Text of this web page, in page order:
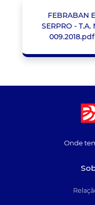
FEBRABAN E
SERPRO - T.A.
009.2018.pdf
Onde